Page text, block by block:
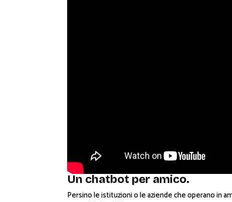
Un chatbot per amico.
Persino le istituzioni o le aziende che operano in